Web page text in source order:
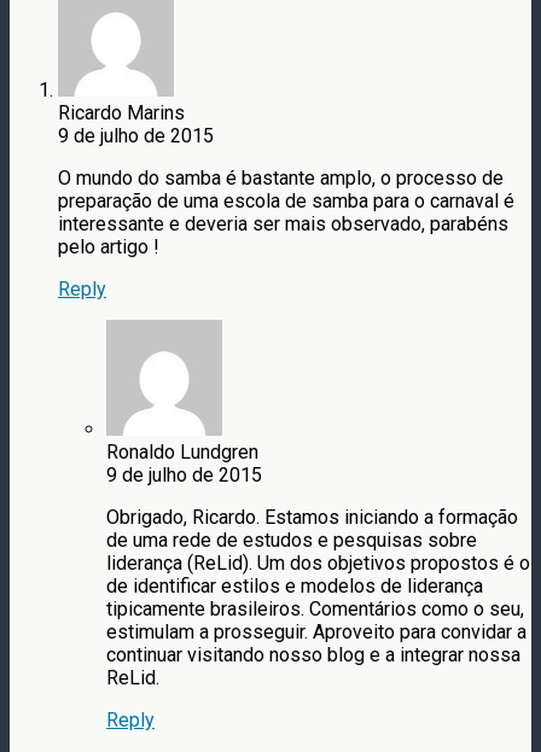
Ricardo Marins
9 de julho de 2015
O mundo do samba é bastante amplo, o processo de
preparação de uma escola de samba para o carnaval é
interessante e deveria ser mais observado, parabéns
pelo artigo !
Reply
Ronaldo Lundgren
9 de julho de 2015
Obrigado, Ricardo. Estamos iniciando a formação
de uma rede de estudos e pesquisas sobre
liderança (ReLid). Um dos objetivos propostos é o
de identificar estilos e modelos de liderança
tipicamente brasileiros. Comentários como o seu,
estimulam a prosseguir. Aproveito para convidar a
continuar visitando nosso blog e a integrar nossa
ReLid.
Reply